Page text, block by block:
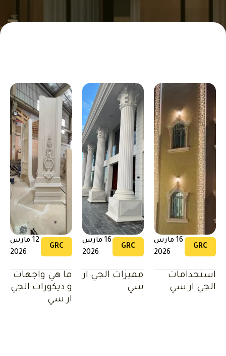
GRC
16 مارس
2026
استخدامات
الجي ار سي
GRC
16 مارس
2026
مميزات الجي ار
سي
GRC
12 مارس
2026
ما هي واجهات
و ديكورات الجي
ار سي